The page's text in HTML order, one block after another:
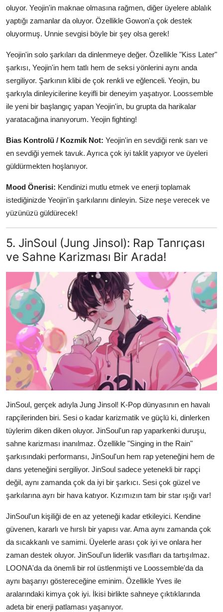
oluyor. Yeojin'in maknae olmasına rağmen, diğer üyelere ablalık
yaptığı zamanlar da oluyor. Özellikle Gowon'a çok destek
oluyormuş. Unnie sevgisi böyle bir şey olsa gerek!
Yeojin'in solo şarkıları da dinlenmeye değer. Özellikle "Kiss Later"
şarkısı, Yeojin'in hem tatlı hem de seksi yönlerini aynı anda
sergiliyor. Şarkının klibi de çok renkli ve eğlenceli. Yeojin, bu
şarkıyla dinleyicilerine keyifli bir deneyim yaşatıyor. Loossemble
ile yeni bir başlangıç yapan Yeojin'in, bu grupta da harikalar
yaratacağına inanıyorum. Yeojin fighting!
Bias Kontrolü / Kozmik Not: Yeojin'in en sevdiği renk sarı ve
en sevdiği yemek tavuk. Ayrıca çok iyi taklit yapıyor ve üyeleri
güldürmekten hoşlanıyor.
Mood Önerisi: Kendinizi mutlu etmek ve enerji toplamak
istediğinizde Yeojin'in şarkılarını dinleyin. Size neşe verecek ve
yüzünüzü güldürecek!
5. JinSoul (Jung Jinsol): Rap Tanrıçası
ve Sahne Karizması Bir Arada!
JinSoul, gerçek adıyla Jung Jinsol! K-Pop dünyasının en havalı
rapçilerinden biri. Sesi o kadar karizmatik ve güçlü ki, dinlerken
tüylerim diken diken oluyor. JinSoul'un rap yaparkenki duruşu,
sahne karizması inanılmaz. Özellikle "Singing in the Rain"
şarkısındaki performansı, JinSoul'un hem rap yeteneğini hem de
dans yeteneğini sergiliyor. JinSoul sadece yetenekli bir rapçi
değil, aynı zamanda çok da iyi bir şarkıcı. Sesi çok güzel ve
şarkılarına ayrı bir hava katıyor. Kızımızın tam bir star ışığı var!
JinSoul'un kişiliği de en az yeteneği kadar etkileyici. Kendine
güvenen, kararlı ve hırslı bir yapısı var. Ama aynı zamanda çok
da sıcakkanlı ve samimi. Üyelerle arası çok iyi ve onlara her
zaman destek oluyor. JinSoul'un liderlik vasıfları da tartışılmaz.
LOONA'da da önemli bir rol üstlenmişti ve Loossemble'da da
aynı başarıyı göstereceğine eminim. Özellikle Yves ile
aralarındaki kimya çok iyi. İkisi birlikte sahneye çıktıklarında
adeta bir enerji patlaması yaşanıyor.